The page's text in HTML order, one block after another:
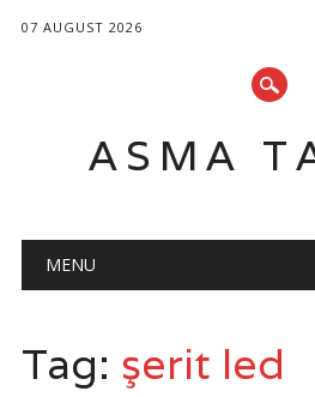
07 AUGUST 2026
ASMA
Main menu
MENU
Tag: şerit led